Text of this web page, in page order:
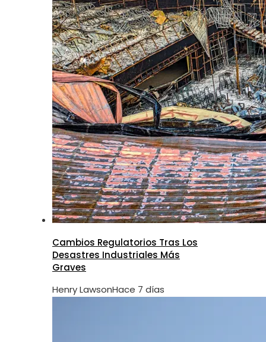
Cambios Regulatorios Tras Los
Desastres Industriales Más
Graves
Henry LawsonHace 7 días